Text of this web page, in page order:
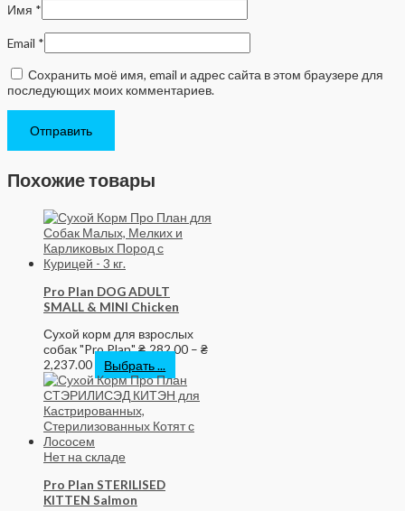
Имя *
Email *
Сохранить моё имя, email и адрес сайта в этом браузере для
последующих моих комментариев.
Похожие товары
Pro Plan DOG ADULT
SMALL & MINI Chicken
Сухой корм для взрослых
собак "Pro Plan"₴ 282.00 – ₴
2,237.00
Выбрать ...
Нет на складе
Pro Plan STERILISED
KITTEN Salmon